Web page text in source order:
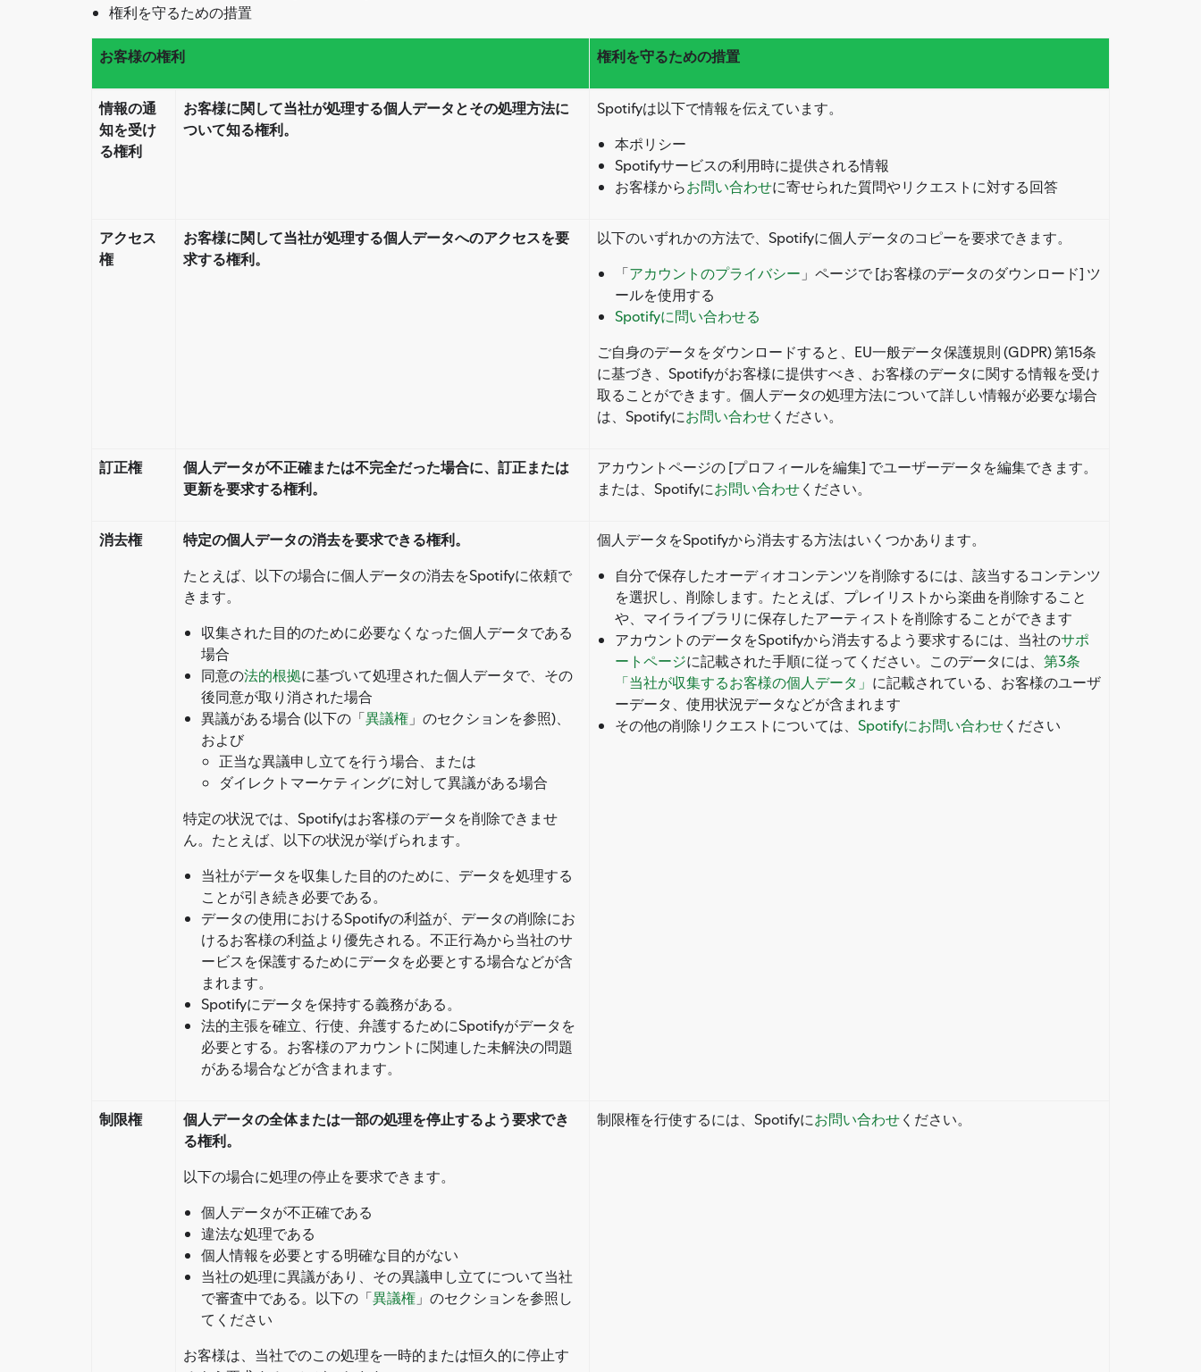
権利を守るための措置
お客様の権利 権利を守るための措置
情報の通
知を受け
る権利
お客様に関して当社が処理する個人データとその処理方法に
ついて知る権利。
Spotifyは以下で情報を伝えています。
本ポリシー
Spotifyサービスの利用時に提供される情報
お客様からお問い合わせに寄せられた質問やリクエストに対する回答
アクセス
権
お客様に関して当社が処理する個人データへのアクセスを要
求する権利。
以下のいずれかの方法で、Spotifyに個人データのコピーを要求できます。
「アカウントのプライバシー 」ページで [お客様のデータのダウンロード] ツ
ールを使用する
Spotifyに問い合わせる
ご自身のデータをダウンロードすると、EU一般データ保護規則 (GDPR) 第15条
に基づき、Spotifyがお客様に提供すべき、お客様のデータに関する情報を受け
取ることができます。個人データの処理方法について詳しい情報が必要な場合
は、Spotifyにお問い合わせください。
訂正権
個人データが不正確または不完全だった場合に、訂正または
更新を要求する権利。
アカウントページの [プロフィールを編集] でユーザーデータを編集できます。
または、Spotifyにお問い合わせください。
消去権
特定の個人データの消去を要求できる権利。
たとえば、以下の場合に個人データの消去をSpotifyに依頼で
きます。
収集された目的のために必要なくなった個人データである
場合
同意の法的根拠に基づいて処理された個人データで、その
後同意が取り消された場合
異議がある場合 (以下の「異議権 」のセクションを参照)、
および
正当な異議申し立てを行う場合、または
ダイレクトマーケティングに対して異議がある場合
特定の状況では、Spotifyはお客様のデータを削除できませ
ん。たとえば、以下の状況が挙げられます。
当社がデータを収集した目的のために、データを処理する
ことが引き続き必要である。
データの使用におけるSpotifyの利益が、データの削除にお
けるお客様の利益より優先される。不正行為から当社のサ
ービスを保護するためにデータを必要とする場合などが含
まれます。
Spotifyにデータを保持する義務がある。
法的主張を確立、行使、弁護するためにSpotifyがデータを
必要とする。お客様のアカウントに関連した未解決の問題
がある場合などが含まれます。
個人データをSpotifyから消去する方法はいくつかあります。
自分で保存したオーディオコンテンツを削除するには、該当するコンテンツ
を選択し、削除します。たとえば、プレイリストから楽曲を削除すること
や、マイライブラリに保存したアーティストを削除することができます
アカウントのデータをSpotifyから消去するよう要求するには、当社のサポ
ートページに記載された手順に従ってください。このデータには、 第3条
「当社が収集するお客様の個人データ」 に記載されている、お客様のユーザ
ーデータ、使用状況データなどが含まれます
その他の削除リクエストについては、 Spotifyにお問い合わせください
制限権
個人データの全体または一部の処理を停止するよう要求でき
る権利。
以下の場合に処理の停止を要求できます。
個人データが不正確である
違法な処理である
個人情報を必要とする明確な目的がない
当社の処理に異議があり、その異議申し立てについて当社
で審査中である。以下の「異議権 」のセクションを参照し
てください
お客様は、当社でのこの処理を一時的または恒久的に停止す
制限権を行使するには、Spotifyにお問い合わせください。